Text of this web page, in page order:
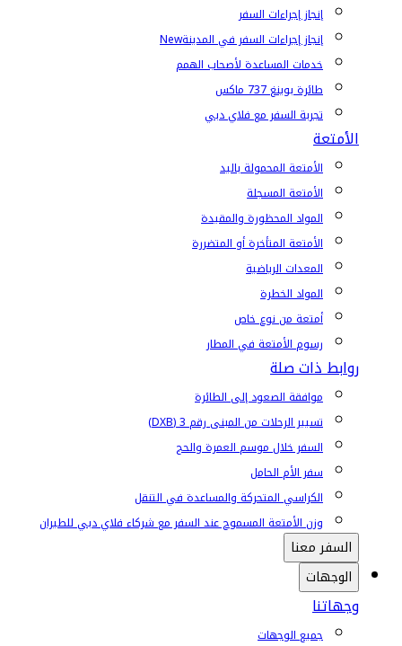
إنجاز إجراءات السفر
إنجاز إجراءات السفر في المدينةNew
خدمات المساعدة لأصحاب الهمم
طائرة بوينغ 737 ماكس
تجربة السفر مع فلاي دبي
الأمتعة
الأمتعة المحمولة باليد
الأمتعة المسجلة
المواد المحظورة والمقيدة
الأمتعة المتأخرة أو المتضررة
المعدات الرياضية
المواد الخطرة
أمتعة من نوع خاص
رسوم الأمتعة في المطار
روابط ذات صلة
موافقة الصعود إلى الطائرة
تسيير الرحلات من المبنى رقم 3 (DXB)
السفر خلال موسم العمرة والحج
سفر الأم الحامل
الكراسي المتحركة والمساعدة في التنقل
وزن الأمتعة المسموح عند السفر مع شركاء فلاي دبي للطيران
السفر معنا
الوجهات
وجهاتنا
جميع الوجهات